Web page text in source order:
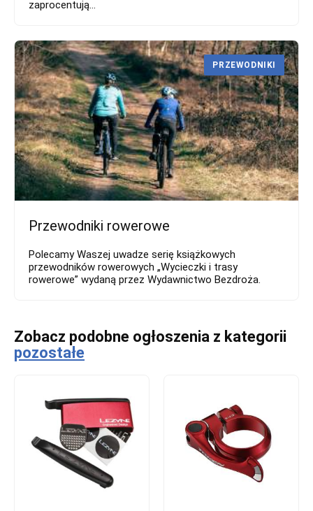
zaprocentują...
Przewodniki rowerowe
Polecamy Waszej uwadze serię książkowych
przewodników rowerowych „Wycieczki i trasy
rowerowe” wydaną przez Wydawnictwo Bezdroża.
PRZEWODNIKI
Zobacz podobne ogłoszenia z kategorii
pozostałe